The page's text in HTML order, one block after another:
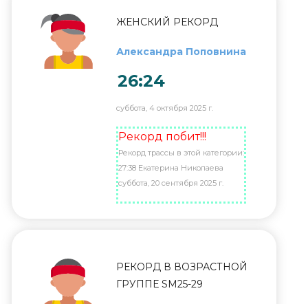
ЖЕНСКИЙ РЕКОРД
Александра Поповнина
26:24
суббота, 4 октября 2025 г.
Рекорд побит!!!
Рекорд трассы в этой категории:
27:38 Екатерина Николаева
суббота, 20 сентября 2025 г.
РЕКОРД В ВОЗРАСТНОЙ
ГРУППЕ SM25-29